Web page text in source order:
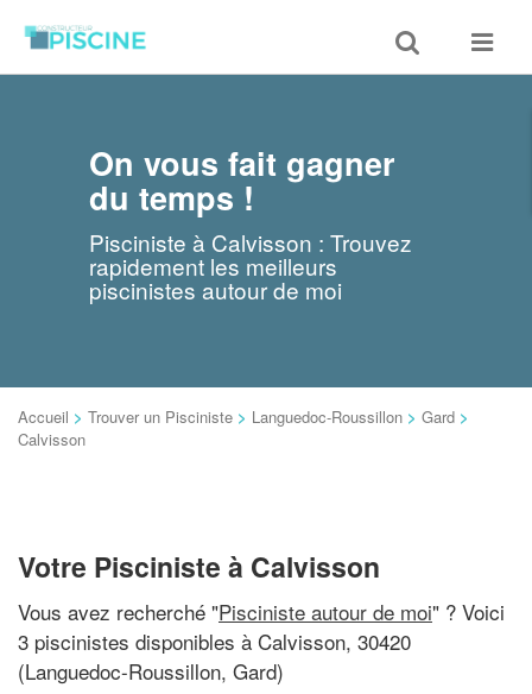
Toggle
search
Toggle
On vous fait gagner
du temps !
Pisciniste à Calvisson : Trouvez
rapidement les meilleurs
piscinistes autour de moi
Accueil > Trouver un Pisciniste > Languedoc-Roussillon > Gard >
Calvisson
Votre Pisciniste à Calvisson
Vous avez recherché "Pisciniste autour de moi" ? Voici
3 piscinistes disponibles à Calvisson, 30420
(Languedoc-Roussillon, Gard)